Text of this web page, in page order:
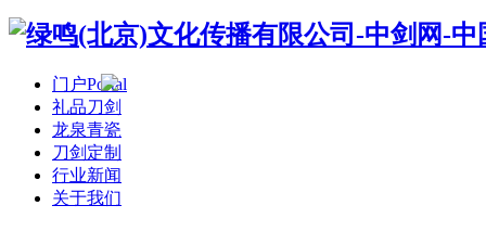
门户Portal
礼品刀剑
龙泉青瓷
刀剑定制
行业新闻
关于我们